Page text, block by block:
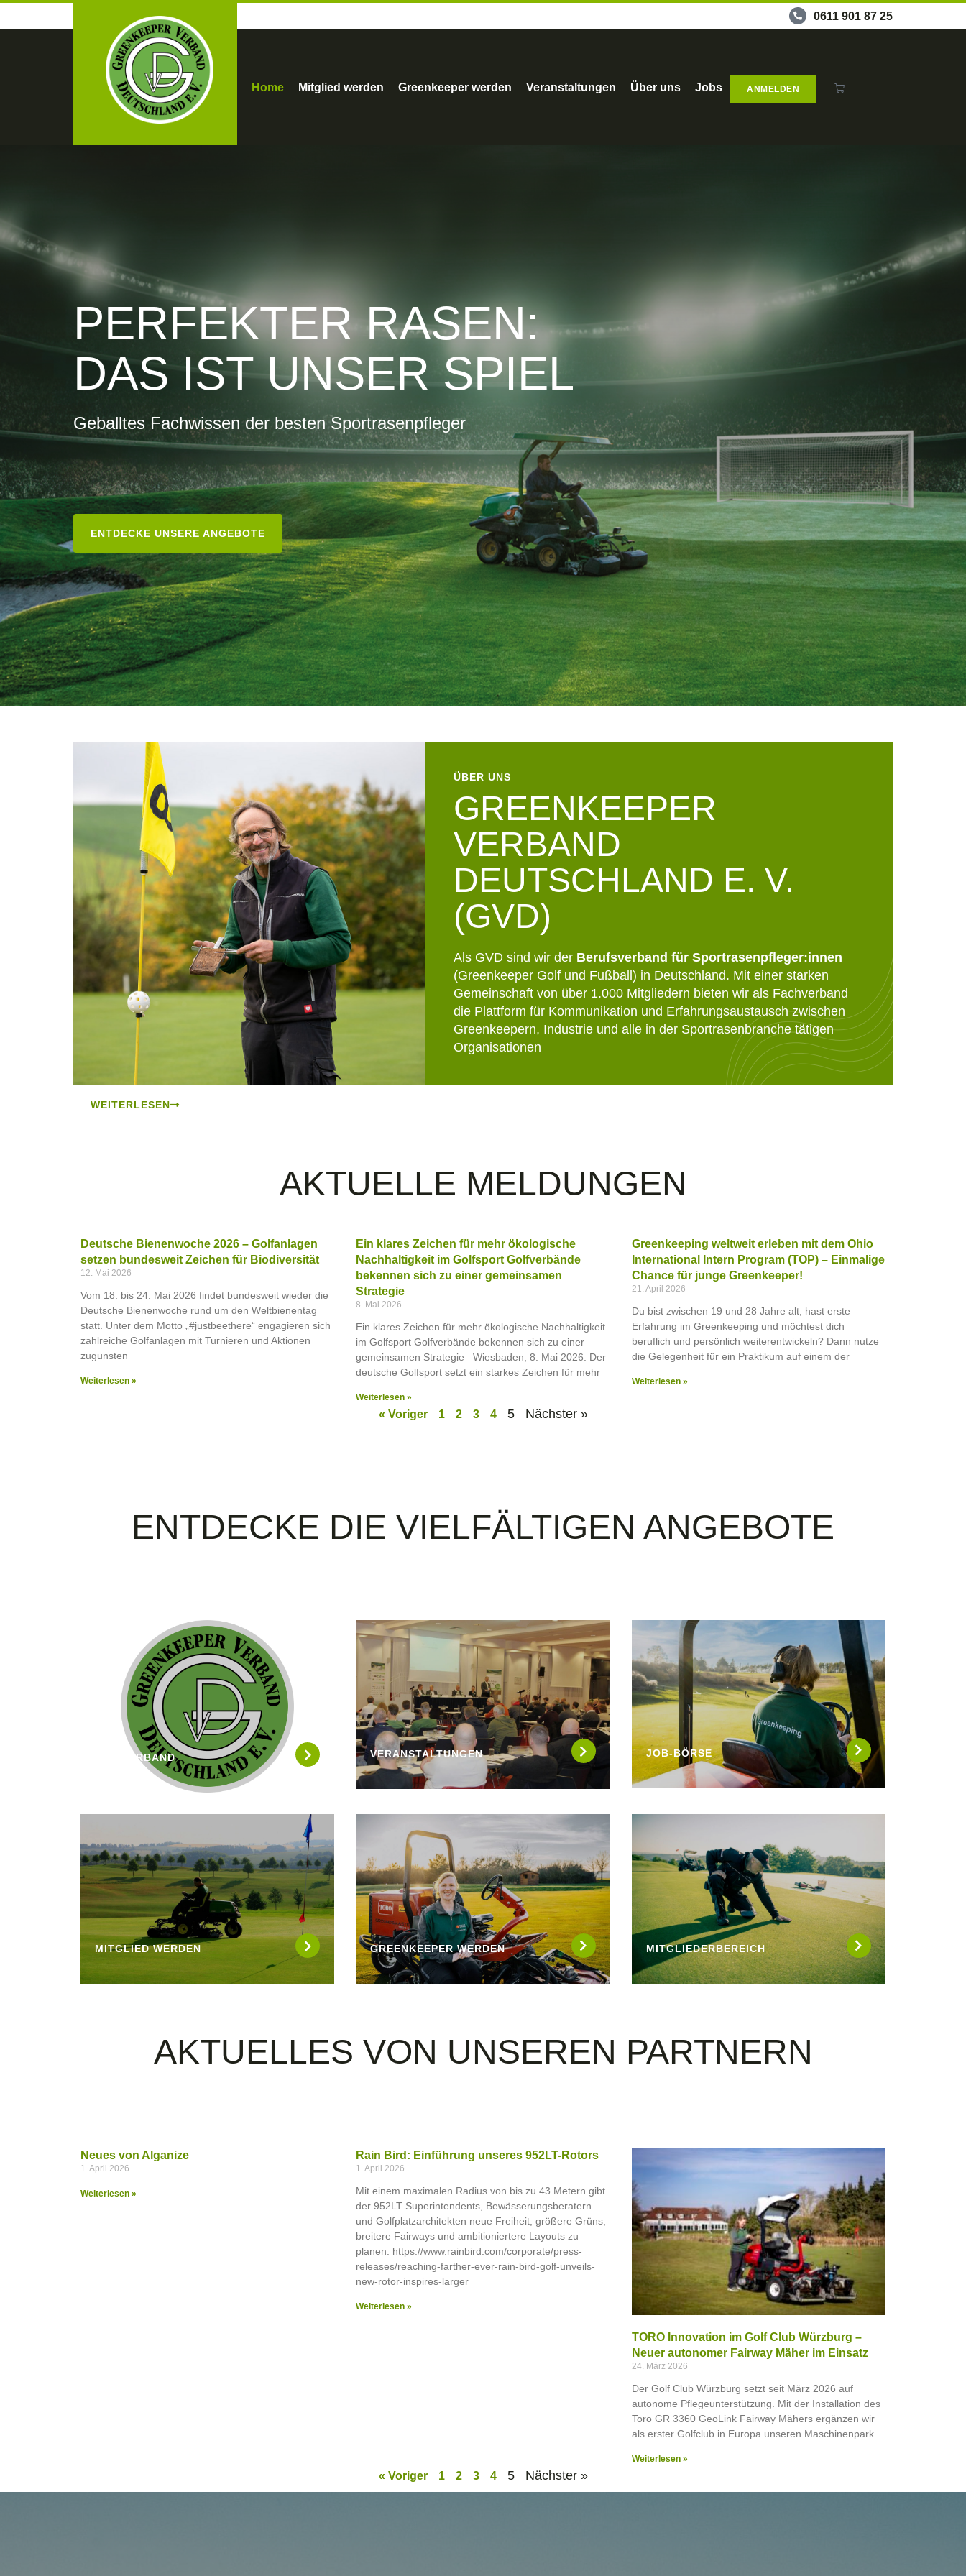
0611 901 87 25
Home Mitglied werden Greenkeeper werden Veranstaltungen Über uns Jobs ANMELDEN
PERFEKTER RASEN:
DAS IST UNSER SPIEL
Geballtes Fachwissen der besten Sportrasenpfleger
ENTDECKE UNSERE ANGEBOTE
ÜBER UNS
GREENKEEPER
VERBAND
DEUTSCHLAND E. V.
(GVD)
Als GVD sind wir der Berufsverband für Sportrasenpfleger:innen
(Greenkeeper Golf und Fußball) in Deutschland. Mit einer starken
Gemeinschaft von über 1.000 Mitgliedern bieten wir als Fachverband
die Plattform für Kommunikation und Erfahrungsaustausch zwischen
Greenkeepern, Industrie und alle in der Sportrasenbranche tätigen
Organisationen
WEITERLESEN
AKTUELLE MELDUNGEN
Deutsche Bienenwoche 2026 – Golfanlagen
setzen bundesweit Zeichen für Biodiversität
12. Mai 2026
Vom 18. bis 24. Mai 2026 findet bundesweit wieder die
Deutsche Bienenwoche rund um den Weltbienentag
statt. Unter dem Motto „#justbeethere“ engagieren sich
zahlreiche Golfanlagen mit Turnieren und Aktionen
zugunsten
Weiterlesen »
Ein klares Zeichen für mehr ökologische
Nachhaltigkeit im Golfsport Golfverbände
bekennen sich zu einer gemeinsamen
Strategie
8. Mai 2026
Ein klares Zeichen für mehr ökologische Nachhaltigkeit
im Golfsport Golfverbände bekennen sich zu einer
gemeinsamen Strategie Wiesbaden, 8. Mai 2026. Der
deutsche Golfsport setzt ein starkes Zeichen für mehr
Weiterlesen »
Greenkeeping weltweit erleben mit dem Ohio
International Intern Program (TOP) – Einmalige
Chance für junge Greenkeeper!
21. April 2026
Du bist zwischen 19 und 28 Jahre alt, hast erste
Erfahrung im Greenkeeping und möchtest dich
beruflich und persönlich weiterentwickeln? Dann nutze
die Gelegenheit für ein Praktikum auf einem der
Weiterlesen »
« Voriger 1 2 3 4 5 Nächster »
ENTDECKE DIE VIELFÄLTIGEN ANGEBOTE
DER VERBAND VERANSTALTUNGEN JOB-BÖRSE
MITGLIED WERDEN GREENKEEPER WERDEN MITGLIEDERBEREICH
AKTUELLES VON UNSEREN PARTNERN
Neues von Alganize
1. April 2026
Weiterlesen »
Rain Bird: Einführung unseres 952LT-Rotors
1. April 2026
Mit einem maximalen Radius von bis zu 43 Metern gibt
der 952LT Superintendents, Bewässerungsberatern
und Golfplatzarchitekten neue Freiheit, größere Grüns,
breitere Fairways und ambitioniertere Layouts zu
planen. https://www.rainbird.com/corporate/press-
releases/reaching-farther-ever-rain-bird-golf-unveils-
new-rotor-inspires-larger
Weiterlesen »
TORO Innovation im Golf Club Würzburg –
Neuer autonomer Fairway Mäher im Einsatz
24. März 2026
Der Golf Club Würzburg setzt seit März 2026 auf
autonome Pflegeunterstützung. Mit der Installation des
Toro GR 3360 GeoLink Fairway Mähers ergänzen wir
als erster Golfclub in Europa unseren Maschinenpark
Weiterlesen »
« Voriger 1 2 3 4 5 Nächster »